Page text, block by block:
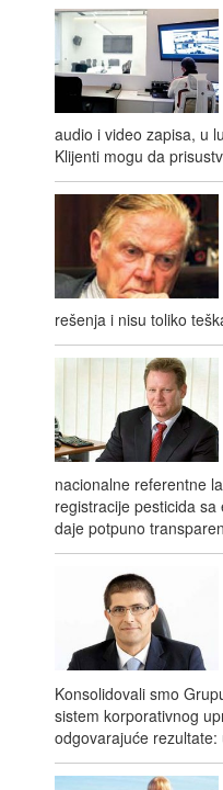
audio i video zapisa, u
Klijenti mogu da
rešenja i nisu toliko
nacionalne referentne
registracije pesticida
daje potpuno
Konsolidovali smo
sistem korporativnog
odgovarajuće rezultate: